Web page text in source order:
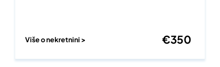
Više o nekretnini > €350